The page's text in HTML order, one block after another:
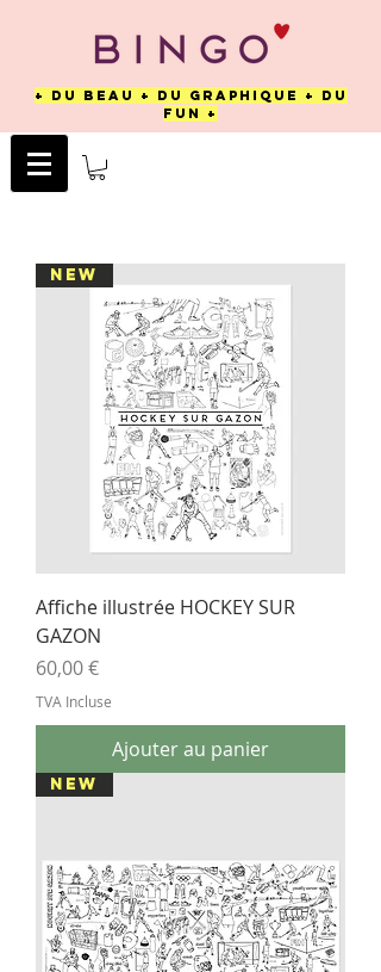
+ DU BEAU + DU GRAPHIQUE + DU
FUN +
NEW
Affiche illustrée HOCKEY SUR
GAZON
Prix
60,00 €
TVA Incluse
Ajouter au panier
NEW